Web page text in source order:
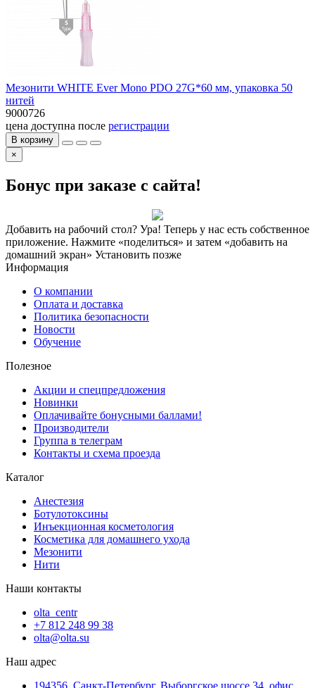
Мезонити WHITE Ever Mono PDO 27G*60 мм, упаковка 50
нитей
9000726
цена доступна после регистрации
В корзину
×
Бонус при заказе с сайта!
Добавить на рабочий стол? Ура! Теперь у нас есть собственное
приложение. Нажмите «поделиться» и затем «добавить на
домашний экран» Установить позже
Информация
О компании
Оплата и доставка
Политика безопасности
Новости
Обучение
Полезное
Акции и спецпредложения
Новинки
Оплачивайте бонусными баллами!
Производители
Группа в телеграм
Контакты и схема проезда
Каталог
Анестезия
Ботулотоксины
Инъекционная косметология
Косметика для домашнего ухода
Мезонити
Нити
Наши контакты
olta_centr
+7 812 248 99 38
olta@olta.su
Наш адрес
194356, Санкт-Петербург, Выборгское шоссе 34, офис